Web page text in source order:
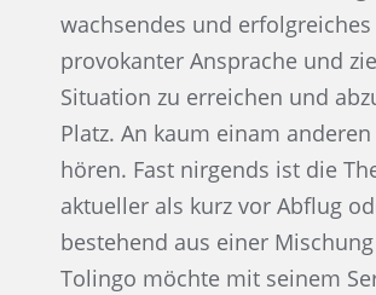
wachsendes und
provokanter Ansprache und
Situation zu erreichen und
Platz. An kaum einam
hören. Fast nirgends ist die
aktueller als kurz vor Abflug
bestehend aus einer
Tolingo möchte mit seinem